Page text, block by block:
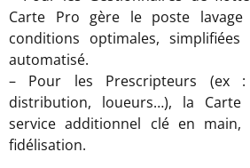
Carte Pro gère le poste
conditions optimales,
automatisé.
– Pour les Prescripteurs (ex :
distribution, loueurs…), la
service additionnel clé en
fidélisation.